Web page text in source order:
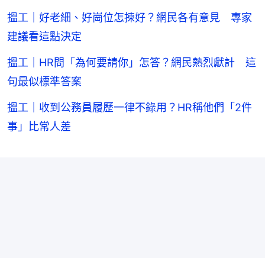
搵工｜好老細、好崗位怎揀好？網民各有意見 專家
建議看這點決定
搵工｜HR問「為何要請你」怎答？網民熱烈獻計 這
句最似標準答案
搵工｜收到公務員履歷一律不錄用？HR稱他們「2件
事」比常人差